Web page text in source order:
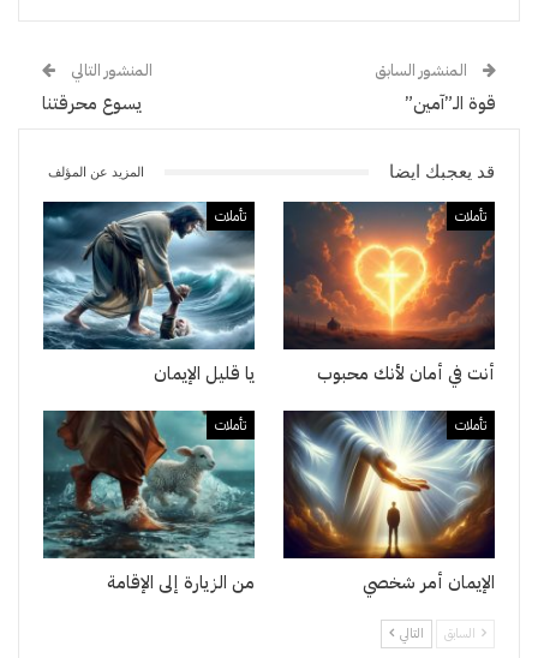
المنشور السابق
قوة الـ”آمين”
المنشور التالي
يسوع محرقتنا
قد يعجبك ايضا المزيد عن المؤلف
تأملات
أنت في أمان لأنك محبوب
تأملات
يا قليل الإيمان
تأملات
الإيمان أمر شخصي
تأملات
من الزيارة إلى الإقامة
السابق التالي